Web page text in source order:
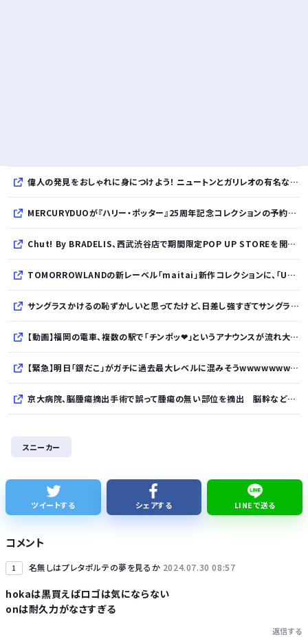
偉人の発見をおしゃれに身につけよう！ ニュートンとガリレオの有名な発見をモチーフにした、クールタッチTシャツ＆トートバッグが発売されました【QurioStore】
MERCURYDUOが『ハリー・ポッター』25周年記念コレクションの予約を開始
Chut! By BRADELIS、西武渋谷店で期間限定POP UP STOREを開催！全商品展開＆新作10%OFFの特別な6日間
TOMORROWLANDの新レーベル「maitai」新作コレクションに、「UNDYED」の素材が採用
サングラスかけるの恥ずかしいと思ってたけど、日差し強すぎてサングラスかけ始めたわ
【動画】福岡の電車、複数の駅で「チンポッ❤」というアナウンスが流れ大騒ぎwwwwwwwww
【緊急】明日「銀だこ」がガチに過去最大レベルに混みそうwwwwwwwwwwwwwwwwwwwwwwwwww
京大病院、脳腫瘍摘出手術で誤って腫瘍の無い部位を摘出 脳幹など損傷受け植物状態に
SES10年目のワイ、転職するか迷う
Powered by livedoor 相互RSS
スニーカー
ツイートする シェアする LINEで送る
コメント
1 名無しはプレタポルテの夢を見るか 2024.07.30 08:57
hokaは黒買えばロゴは気にならない
onは耐久力がなさすぎる
返信する